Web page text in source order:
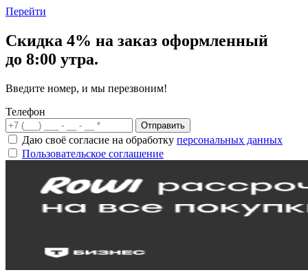
Перейти
Скидка 4% на заказ оформленный
до 8:00 утра.
Введите номер, и мы перезвоним!
Телефон
Отправить
Даю своё согласие на обработку персональных данных
Пользовательское соглашение